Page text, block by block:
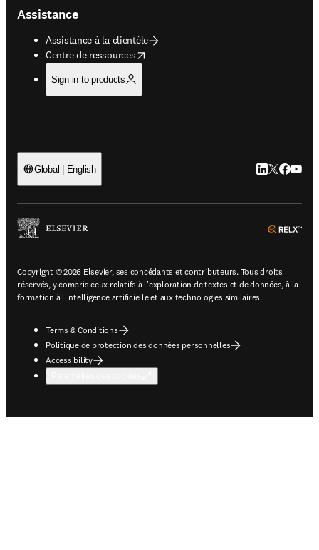
Assistance
Assistance à la clientèle
Centre de ressources
opens in new tab/window
Sign in to products
Global | English LinkedIn
Twitter
Copyright © 2026 Elsevier, ses concédants et contributeurs. Tous droits
réservés, y compris ceux relatifs à l'exploration de textes et de données, à la
formation à l'intelligence artificielle et aux technologies similaires.
Terms & Conditions
Politique de protection des données personnelles
Accessibility